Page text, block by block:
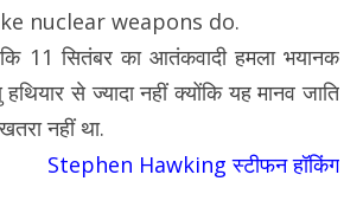
nuclear weapons do.
11 सितंबर का आतंकवादी हमला भयानक
से ज्यादा नहीं क्योंकि यह मानव जाति
नहीं था.
Stephen Hawking स्टीफन हॉकिंग